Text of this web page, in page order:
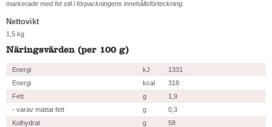
markerade med fet stil i förpackningens innehållsförteckning.
Nettovikt
1,5 kg
Näringsvärden (per 100 g)
Energi kJ
1331
Energi
kcal
318
Fett
g
1,9
- varav mättat fett
g
0,3
Kolhydrat
g
58